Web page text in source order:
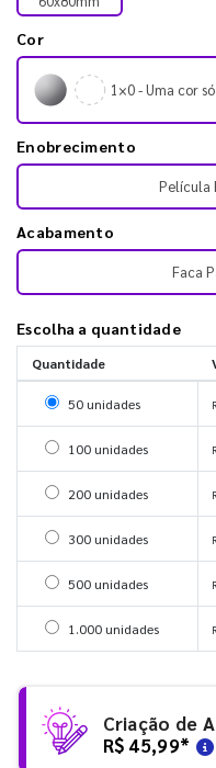
Cor
1×0 - Uma cor
Enobrecimento
Película
Acabamento
Faca
Escolha a quantidade
Quantidade
Selecionar 50
50 unidades
Selecionar 100
100 unidades
Selecionar 200
200 unidades
Selecionar 300
300 unidades
Selecionar 500
500 unidades
Selecionar 1000
1.000 unidades
Criação de
R$ 45,99*